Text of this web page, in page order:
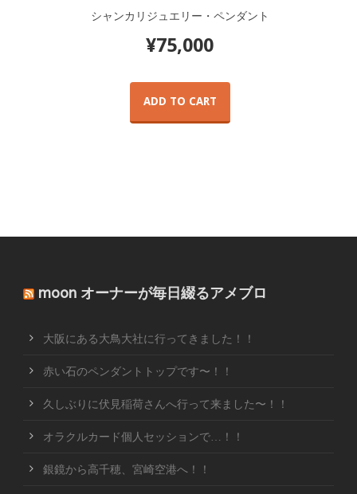
シャンカリジュエリー・ペンダント
¥75,000
ADD TO CART
moon オーナーが毎日綴るアメブロ
大阪にある大鳥大社に行ってきました！！
赤い石のペンダントトップです〜！！
久しぶりに伏見稲荷さんへ行って来ました〜！！
オラクルカード個人セッションで…！！
銀鏡から高千穂、宮崎空港へ！！